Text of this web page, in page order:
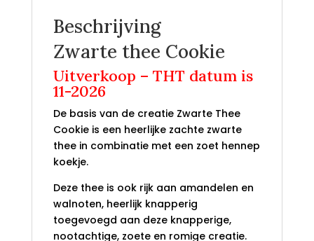
Beschrijving
Zwarte thee Cookie
Uitverkoop – THT datum is
11-2026
De basis van de creatie Zwarte Thee
Cookie is een heerlijke zachte zwarte
thee in combinatie met een zoet hennep
koekje.
Deze thee is ook rijk aan amandelen en
walnoten, heerlijk knapperig
toegevoegd aan deze knapperige,
nootachtige, zoete en romige creatie.